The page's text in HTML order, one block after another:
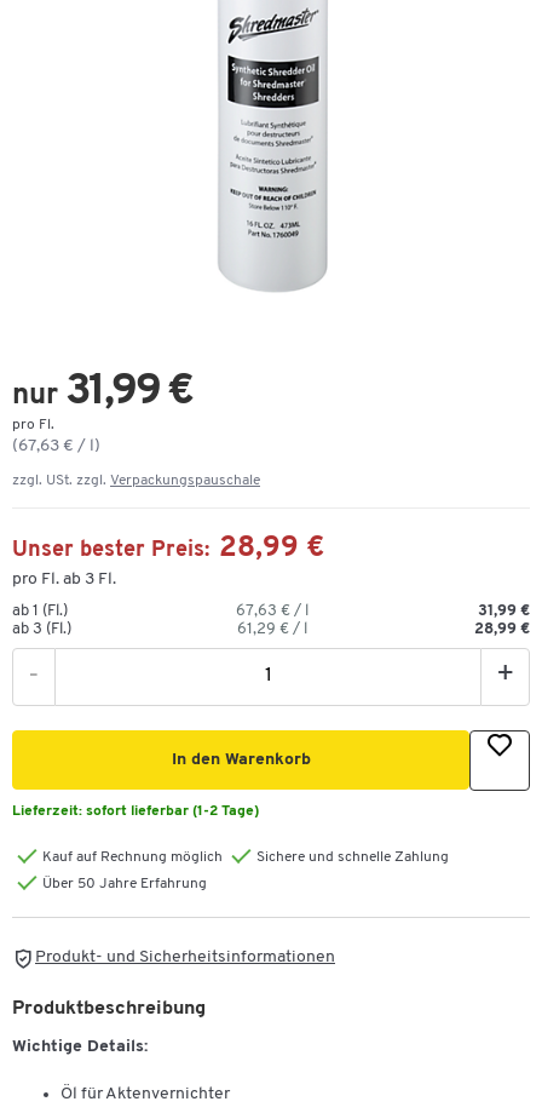
nur 31,99 €
pro Fl.
(67,63 € / l)
zzgl. USt. zzgl. Verpackungspauschale
Unser bester Preis: 28,99 €
pro Fl. ab 3 Fl.
ab 1 (Fl.) 67,63 € / l
31,99 €
ab 3 (Fl.)
61,29 € / l 28,99 €
- +
In den Warenkorb
Lieferzeit: sofort lieferbar (1-2 Tage)
Kauf auf Rechnung möglich
Sichere und schnelle Zahlung
Über 50 Jahre Erfahrung
Produkt- und Sicherheitsinformationen
Produktbeschreibung
Wichtige Details:
Öl für Aktenvernichter